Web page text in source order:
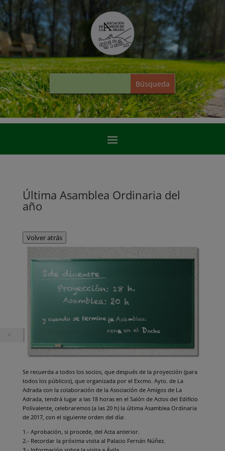
Última Asamblea Ordinaria del
año
Volver atrás
Se recuerda a todos los socios, que después de la proyección (para
todos los públicos), que organizada por el Excmo. Ayto. de La
Adrada con la colaboración de la Asociación de Amigos de La
Adrada, tendrá lugar a las 18 horas en el Salón de Actos del Edificio
Polivalente, celebraremos (a las 20 h) la última Asamblea Ordinaria
de 2017, con el siguiente orden del día:
1.- Aprobación, si procede, del Acta anterior.
2.- Recordar la próxima visita al Palacio Fernán Núñez.